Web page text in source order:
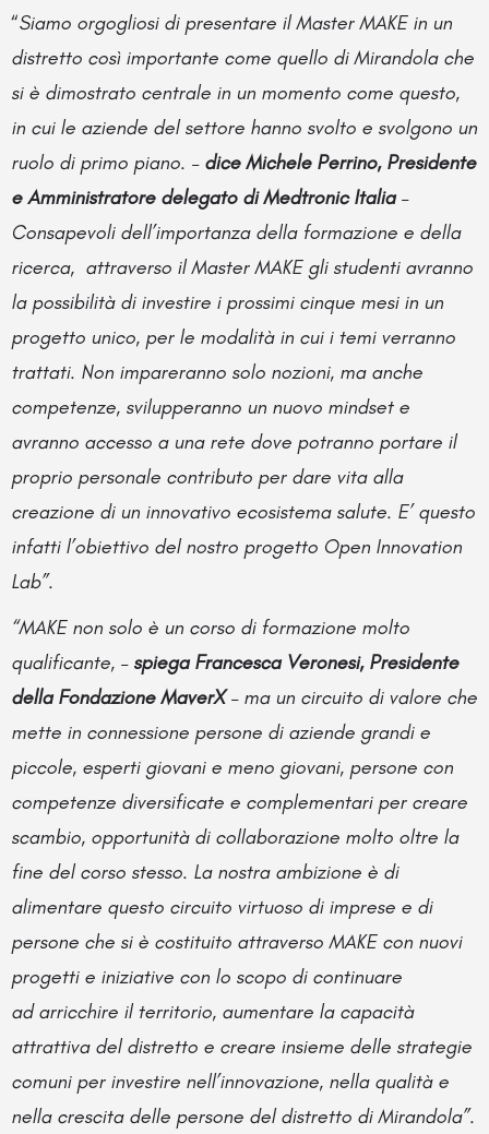
“Siamo orgogliosi di presentare il Master MAKE in un
distretto così importante come quello di Mirandola che
si è dimostrato centrale in un momento come questo,
in cui le aziende del settore hanno svolto e svolgono un
ruolo di primo piano. – dice Michele Perrino, Presidente
e Amministratore delegato di Medtronic Italia–
Consapevoli dell’importanza della formazione e della
ricerca, attraverso il Master MAKE gli studenti avranno
la possibilità di investire i prossimi cinque mesi in un
progetto unico, per le modalità in cui i temi verranno
trattati. Non impareranno solo nozioni, ma anche
competenze, svilupperanno un nuovo mindset e
avranno accesso a una rete dove potranno portare il
proprio personale contributo per dare vita alla
creazione di un innovativo ecosistema salute. E’ questo
infatti l’obiettivo del nostro progetto Open Innovation
Lab”.
“MAKE non solo è un corso di formazione molto
qualificante, – spiega Francesca Veronesi, Presidente
della Fondazione MaverX– ma un circuito di valore che
mette in connessione persone di aziende grandi e
piccole, esperti giovani e meno giovani, persone con
competenze diversificate e complementari per creare
scambio, opportunità di collaborazione molto oltre la
fine del corso stesso. La nostra ambizione è di
alimentare questo circuito virtuoso di imprese e di
persone che si è costituito attraverso MAKE con nuovi
progetti e iniziative con lo scopo di continuare
ad arricchire il territorio, aumentare la capacità
attrattiva del distretto e creare insieme delle strategie
comuni per investire nell’innovazione, nella qualità e
nella crescita delle persone del distretto di Mirandola”.